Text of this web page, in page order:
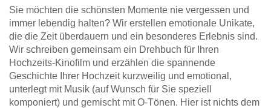
Sie möchten die schönsten Momente nie vergessen und
immer lebendig halten? Wir erstellen emotionale Unikate,
die die Zeit überdauern und ein besonderes Erlebnis sind.
Wir schreiben gemeinsam ein Drehbuch für Ihren
Hochzeits-Kinofilm und erzählen die spannende
Geschichte Ihrer Hochzeit kurzweilig und emotional,
unterlegt mit Musik (auf Wunsch für Sie speziell
komponiert) und gemischt mit O-Tönen. Hier ist nichts dem